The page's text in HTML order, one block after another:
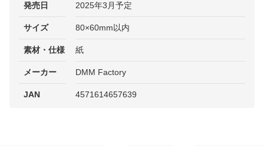
発売日 2025年3月予定
サイズ 80×60mm以内
素材・仕様 紙
メーカー DMM Factory
JAN 4571614657639